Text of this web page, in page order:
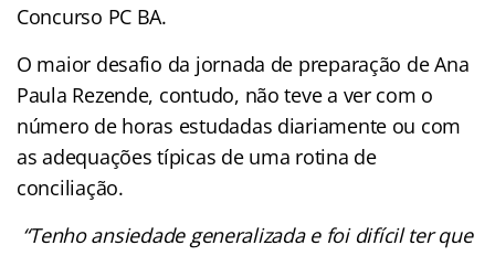
Concurso PC BA.
O maior desafio da jornada de preparação de Ana
Paula Rezende, contudo, não teve a ver com o
número de horas estudadas diariamente ou com
as adequações típicas de uma rotina de
conciliação.
“Tenho ansiedade generalizada e foi difícil ter que